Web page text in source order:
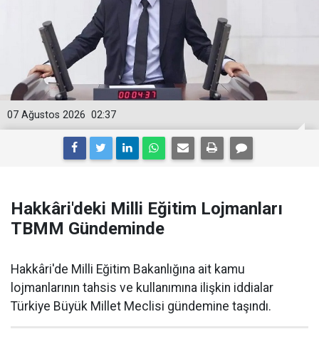
02:37
07 Ağustos 2026
Hakkâri'deki Milli Eğitim Lojmanları
TBMM Gündeminde
Hakkâri'de Milli Eğitim Bakanlığına ait kamu
lojmanlarının tahsis ve kullanımına ilişkin iddialar
Türkiye Büyük Millet Meclisi gündemine taşındı.